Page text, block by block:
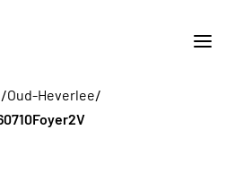
/Oud-Heverlee/